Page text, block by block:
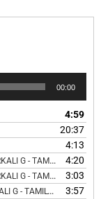
00:00
4:59
20:37
4:13
4:20
3:03
3:57